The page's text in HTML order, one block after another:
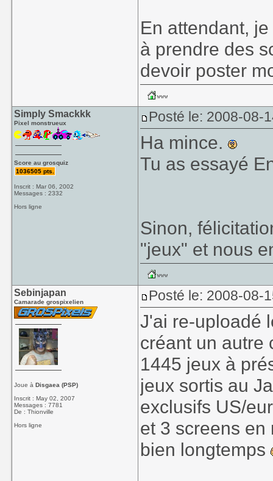
En attendant,
à prendre des
devoir poster
Simply Smackkk
Pixel monstrueux
Score au grosquiz
1036505 pts.
Inscrit : Mar 06, 2002
Messages : 2332
Hors ligne
Posté le: 2008-08-
Ha mince.
Tu as essayé
Sinon,
"jeux" et nous
Sebinjapan
Camarade grospixelien
Joue àDisgaea (PSP)
Inscrit : May 02, 2007
Messages : 7781
De : Thionville
Hors ligne
Posté le: 2008-08-
J'ai re-uploadé
créant un autre
1445 jeux à
jeux sortis au
exclusifs US/
et 3 screens
bien longtemps